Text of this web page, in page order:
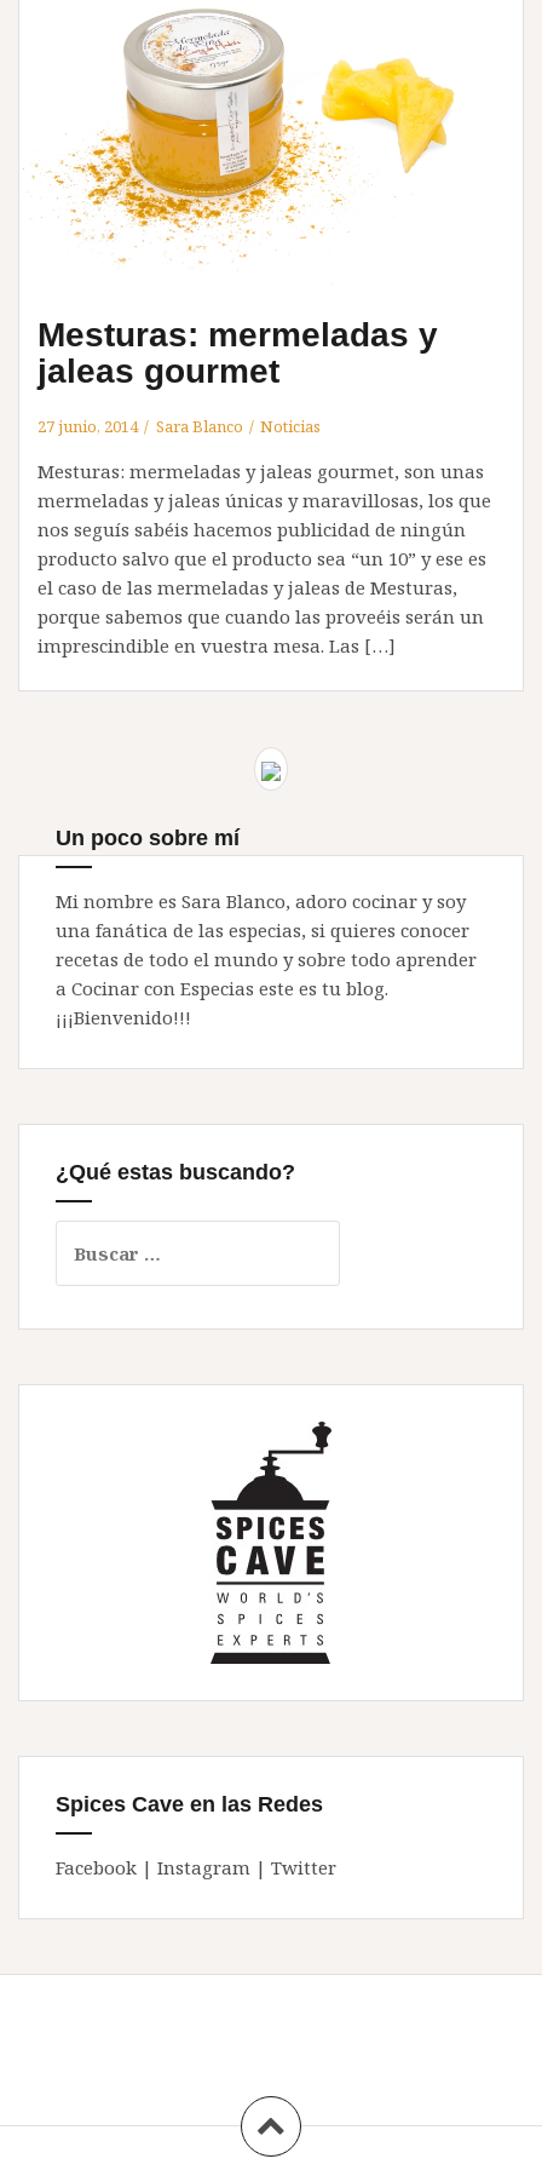
Mesturas: mermeladas y
jaleas gourmet
27 junio, 2014 Sara Blanco Noticias
Mesturas: mermeladas y jaleas gourmet, son unas
mermeladas y jaleas únicas y maravillosas, los que
nos seguís sabéis hacemos publicidad de ningún
producto salvo que el producto sea “un 10” y ese es
el caso de las mermeladas y jaleas de Mesturas,
porque sabemos que cuando las proveéis serán un
imprescindible en vuestra mesa. Las […]
Un poco sobre mí
Mi nombre es Sara Blanco, adoro cocinar y soy
una fanática de las especias, si quieres conocer
recetas de todo el mundo y sobre todo aprender
a Cocinar con Especias este es tu blog.
¡¡¡Bienvenido!!!
¿Qué estas buscando?
Spices Cave en las Redes
Facebook | Instagram | Twitter